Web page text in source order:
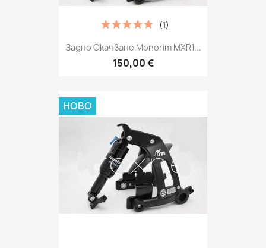
Задно Окачване Monorim MXR1...
150,00 €
(1)
НОВО